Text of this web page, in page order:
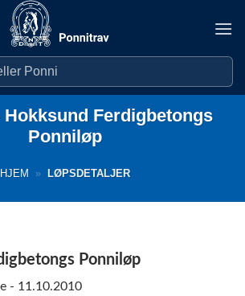
Ferdigbetongs
Ponniløp
HJEM » LØPSDETALJER
Ponniløp
- 11.10.2010